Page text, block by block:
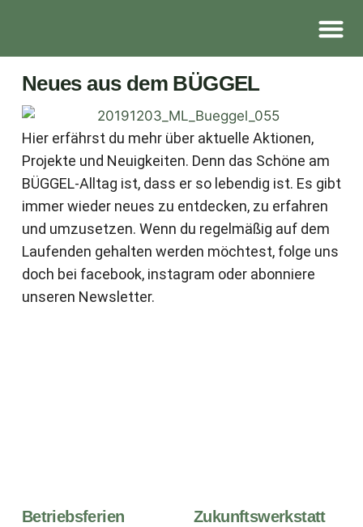
Neues aus dem BÜGGEL
Hier erfährst du mehr über aktuelle Aktionen,
Projekte und Neuigkeiten. Denn das Schöne am
BÜGGEL-Alltag ist, dass er so lebendig ist. Es gibt
immer wieder neues zu entdecken, zu erfahren
und umzusetzen. Wenn du regelmäßig auf dem
Laufenden gehalten werden möchtest, folge uns
doch bei facebook, instagram oder abonniere
unseren Newsletter.
Betriebsferien
Zukunftswerkstatt